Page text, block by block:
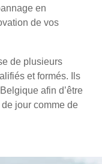
en
de vos
de plusieurs
et formés. Ils
afin d’être
jour comme de